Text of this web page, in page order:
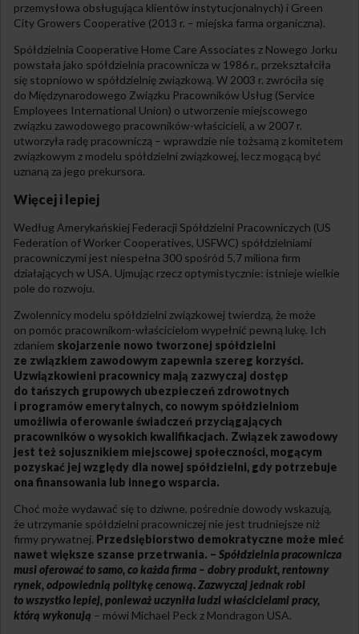
przemysłowa obsługująca klientów instytucjonalnych) i Green
City Growers Cooperative (2013 r. – miejska farma organiczna).
Spółdzielnia Cooperative Home Care Associates z Nowego Jorku
powstała jako spółdzielnia pracownicza w 1986 r., przekształciła
się stopniowo w spółdzielnię związkową. W 2003 r. zwróciła się
do Międzynarodowego Związku Pracowników Usług (Service
Employees International Union) o utworzenie miejscowego
związku zawodowego pracowników-właścicieli, a w 2007 r.
utworzyła radę pracowniczą – wprawdzie nie tożsamą z komitetem
związkowym z modelu spółdzielni związkowej, lecz mogącą być
uznaną za jego prekursora.
Więcej i lepiej
Według Amerykańskiej Federacji Spółdzielni Pracowniczych (US
Federation of Worker Cooperatives, USFWC) spółdzielniami
pracowniczymi jest niespełna 300 spośród 5,7 miliona firm
działających w USA. Ujmując rzecz optymistycznie: istnieje wielkie
pole do rozwoju.
Zwolennicy modelu spółdzielni związkowej twierdzą, że może
on pomóc pracownikom-właścicielom wypełnić pewną lukę. Ich
zdaniem skojarzenie nowo tworzonej spółdzielni
ze związkiem zawodowym zapewnia szereg korzyści.
Uzwiązkowieni pracownicy mają zazwyczaj dostęp
do tańszych grupowych ubezpieczeń zdrowotnych
i programów emerytalnych, co nowym spółdzielniom
umożliwia oferowanie świadczeń przyciągających
pracowników o wysokich kwalifikacjach. Związek zawodowy
jest też sojusznikiem miejscowej społeczności, mogącym
pozyskać jej względy dla nowej spółdzielni, gdy potrzebuje
ona finansowania lub innego wsparcia.
Choć może wydawać się to dziwne, pośrednie dowody wskazują,
że utrzymanie spółdzielni pracowniczej nie jest trudniejsze niż
firmy prywatnej. Przedsiębiorstwo demokratyczne może mieć
nawet większe szanse przetrwania. – Spółdzielnia pracownicza
musi oferować to samo, co każda firma – dobry produkt, rentowny
rynek, odpowiednią politykę cenową. Zazwyczaj jednak robi
to wszystko lepiej, ponieważ uczyniła ludzi właścicielami pracy,
którą wykonują – mówi Michael Peck z Mondragon USA.